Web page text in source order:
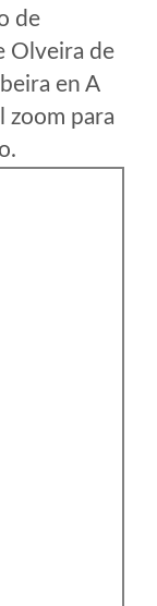
de
Olveira de
en A
zoom para